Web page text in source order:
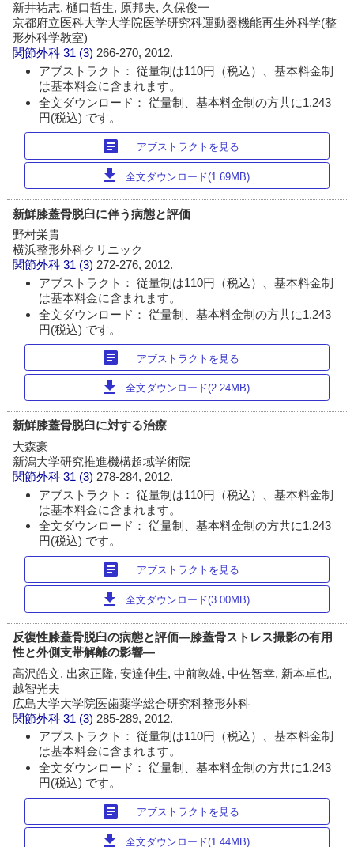
新井祐志, 樋口哲生, 原邦夫, 久保俊一
京都府立医科大学大学院医学研究科運動器機能再生外科学(整
形外科学教室)
関節外科 31 (3) 266-270, 2012.
アブストラクト： 従量制は110円（税込）、基本料金制
は基本料金に含まれます。
全文ダウンロード： 従量制、基本料金制の方共に1,243
円(税込) です。
article アブストラクトを見る
download 全文ダウンロード(1.69MB)
新鮮膝蓋骨脱臼に伴う病態と評価
野村栄貴
横浜整形外科クリニック
関節外科 31 (3) 272-276, 2012.
アブストラクト： 従量制は110円（税込）、基本料金制
は基本料金に含まれます。
全文ダウンロード： 従量制、基本料金制の方共に1,243
円(税込) です。
article アブストラクトを見る
download 全文ダウンロード(2.24MB)
新鮮膝蓋骨脱臼に対する治療
大森豪
新潟大学研究推進機構超域学術院
関節外科 31 (3) 278-284, 2012.
アブストラクト： 従量制は110円（税込）、基本料金制
は基本料金に含まれます。
全文ダウンロード： 従量制、基本料金制の方共に1,243
円(税込) です。
article アブストラクトを見る
download 全文ダウンロード(3.00MB)
反復性膝蓋骨脱臼の病態と評価―膝蓋骨ストレス撮影の有用
性と外側支帯解離の影響―
高沢皓文, 出家正隆, 安達伸生, 中前敦雄, 中佐智幸, 新本卓也,
越智光夫
広島大学大学院医歯薬学総合研究科整形外科
関節外科 31 (3) 285-289, 2012.
アブストラクト： 従量制は110円（税込）、基本料金制
は基本料金に含まれます。
全文ダウンロード： 従量制、基本料金制の方共に1,243
円(税込) です。
article アブストラクトを見る
download 全文ダウンロード(1.44MB)